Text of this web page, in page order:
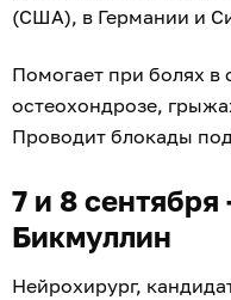
(США), в Германии и
Помогает при болях в
остеохондрозе,
Проводит блокады
7 и 8
Бикмуллин
Нейрохирург,